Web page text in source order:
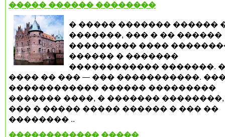
����� ������ ��������
� ����� ������� ������
�������, ��� � �� ������
��������� ����
������ � �������
������������ �������.
���� �� ��� — ��� �����������.
������������ ������ ���������
������� ����, � �������
��� � ����� ����� ������ � ��� ��
�������� ..
������������ �����